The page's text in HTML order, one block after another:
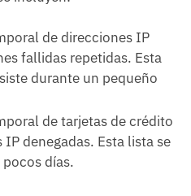
de direcciones IP
fallidas repetidas. Esta
durante un pequeño
de tarjetas de crédito
denegadas. Esta lista se
días.